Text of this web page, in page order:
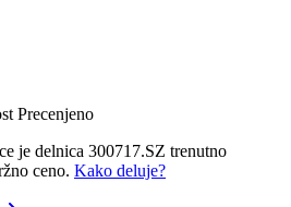
Precenjeno
je delnica 300717.SZ trenutno
ceno. Kako deluje?